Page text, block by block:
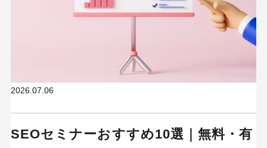
2026.07.06
SEOセミナーおすすめ10選｜無料・有